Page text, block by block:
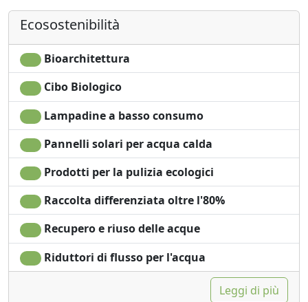
Lenzuola
Ecosostenibilità
Bioarchitettura
Cibo Biologico
Lampadine a basso consumo
Pannelli solari per acqua calda
Prodotti per la pulizia ecologici
Raccolta differenziata oltre l'80%
Recupero e riuso delle acque
Riduttori di flusso per l'acqua
Leggi di più